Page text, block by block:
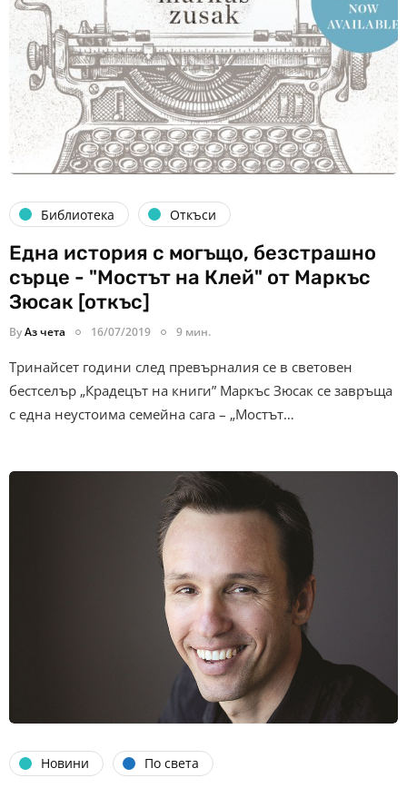
Библиотека Откъси
Една история с могъщо, безстрашно
сърце - "Мостът на Клей" от Маркъс
Зюсак [откъс]
ByАз чета 16/07/2019 9 мин.
Тринайсет години след превърналия се в световен
бестселър „Крадецът на книги” Маркъс Зюсак се завръща
с една неустоима семейна сага – „Мостът…
Новини По света